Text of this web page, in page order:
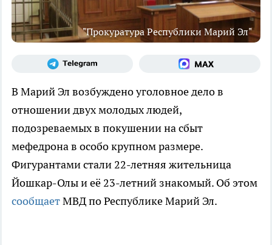
"Прокуратура Республики Марий Эл"
В Марий Эл возбуждено уголовное дело в
отношении двух молодых людей,
подозреваемых в покушении на сбыт
мефедрона в особо крупном размере.
Фигурантами стали 22-летняя жительница
Йошкар-Олы и её 23-летний знакомый. Об этом
сообщаетМВД по Республике Марий Эл.